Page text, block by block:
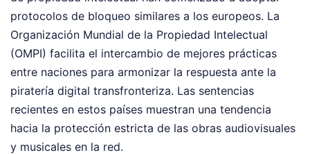
protocolos de bloqueo similares a los europeos. La
Organización Mundial de la Propiedad Intelectual
(OMPI) facilita el intercambio de mejores prácticas
entre naciones para armonizar la respuesta ante la
piratería digital transfronteriza. Las sentencias
recientes en estos países muestran una tendencia
hacia la protección estricta de las obras audiovisuales
y musicales en la red.